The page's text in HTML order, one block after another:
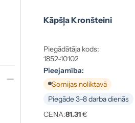
Kāpšļa Kronšteini
Piegādātāja kods:
1852-10102
Pieejamība:
Somijas noliktavā
Piegāde 3–8 darba dienās
CENA:81.31€